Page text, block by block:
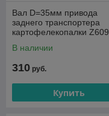
Вал D=35мм привода
заднего транспортера
картофелекопалки Z609
В наличии
310 руб.
Купить